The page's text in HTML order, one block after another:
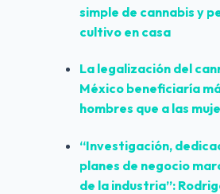
simple de cannabis y
cultivo en casa
La legalización del
México beneficiaría
hombres que a las
“Investigación,
planes de negocio
de la industria”: